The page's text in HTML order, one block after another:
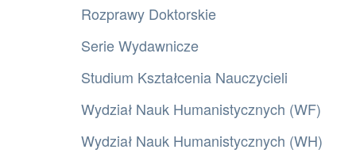
Rozprawy Doktorskie
Serie Wydawnicze
Studium Kształcenia Nauczycieli
Wydział Nauk Humanistycznych (WF)
Wydział Nauk Humanistycznych (WH)